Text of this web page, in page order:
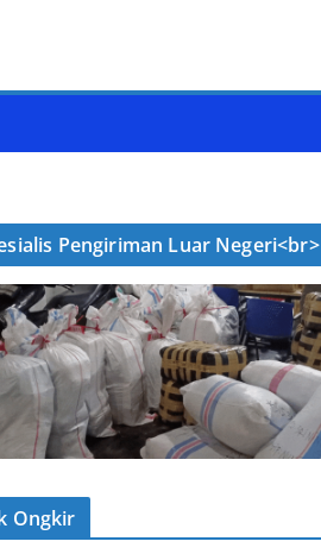
Pengiriman Luar Negeri<br>
Ongkir